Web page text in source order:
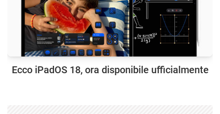
Ecco iPadOS 18, ora disponibile ufficialmente